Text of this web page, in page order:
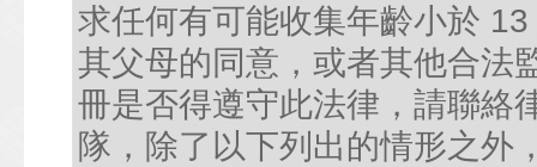
求任何有可能收集年齡小於
其父母的同意，或者其他合法
冊是否得遵守此法律，請聯絡
隊，除了以下列出的情形之外